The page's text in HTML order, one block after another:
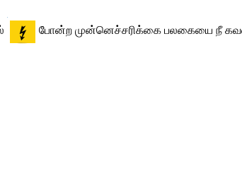
போன்ற முன்னெச்சரிக்கை பலகையை நீ